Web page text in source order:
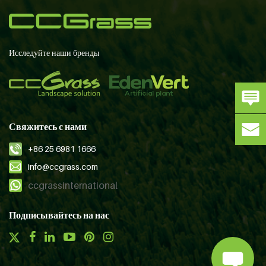
Исследуйте наши бренды
Свяжитесь с нами
+86 25 6981 1666
info@ccgrass.com
ccgrassinternational
Подписывайтесь на нас